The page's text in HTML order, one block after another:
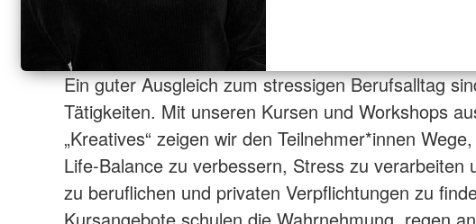
Ein guter Ausgleich zum stressigen Berufsalltag
Tätigkeiten. Mit unseren Kursen und Workshops
„Kreatives“ zeigen wir den Teilnehmer*innen
Life-Balance zu verbessern, Stress zu verarbeiten
zu beruflichen und privaten Verpflichtungen zu